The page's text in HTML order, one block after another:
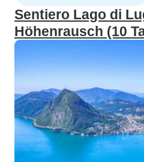
Sentiero Lago di
Höhenrausch (10